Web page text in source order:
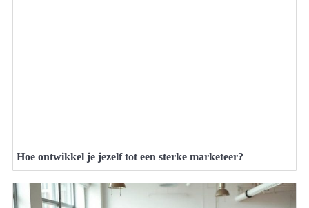
Hoe ontwikkel je jezelf tot een sterke marketeer?